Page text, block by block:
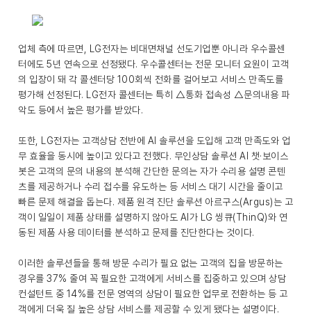
업체 측에 따르면, LG전자는 비대면채널 선도기업뿐 아니라 우수콜센
터에도 5년 연속으로 선정됐다. 우수콜센터는 전문 모니터 요원이 고객
의 입장이 돼 각 콜센터당 100회씩 전화를 걸어보고 서비스 만족도를
평가해 선정된다. LG전자 콜센터는 특히 △통화 접속성 △문의내용 파
악도 등에서 높은 평가를 받았다.
또한, LG전자는 고객상담 전반에 AI 솔루션을 도입해 고객 만족도와 업
무 효율을 동시에 높이고 있다고 전했다. 무인상담 솔루션 AI 챗·보이스
봇은 고객의 문의 내용의 분석해 간단한 문의는 자가 수리용 설명 콘텐
츠를 제공하거나 수리 접수를 유도하는 등 서비스 대기 시간을 줄이고
빠른 문제 해결을 돕는다. 제품 원격 진단 솔루션 아르구스(Argus)는 고
객이 일일이 제품 상태를 설명하지 않아도 AI가 LG 씽큐(ThinQ)와 연
동된 제품 사용 데이터를 분석하고 문제를 진단한다는 것이다.
이러한 솔루션들을 통해 방문 수리가 필요 없는 고객의 집을 방문하는
경우를 37% 줄여 꼭 필요한 고객에게 서비스를 집중하고 있으며 상담
컨설턴트 중 14%를 전문 영역의 상담이 필요한 업무로 전환하는 등 고
객에게 더욱 질 높은 상담 서비스를 제공할 수 있게 됐다는 설명이다.